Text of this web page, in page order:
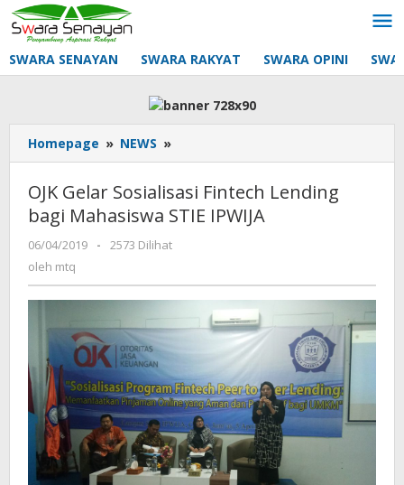
Lewati
ke
konten
SWARA SENAYAN SWARA RAKYAT SWARA OPINI
Homepage » NEWS »
Gelar
Fintech
Lending
OJK Gelar Sosialisasi Fintech Lending
bagi Mahasiswa STIE IPWIJA
06/04/2019
oleh
-
2573 Dilihat
oleh mtq